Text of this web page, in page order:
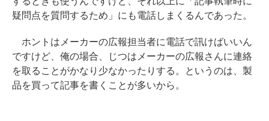
疑問点を質問するため」にも電話しまくるんであった。
ホントはメーカーの広報担当者に電話で訊けばいいん
ですけど、俺の場合、じつはメーカーの広報さんに連絡
を取ることがかなり少なかったりする。というのは、製
品を買って記事を書くことが多いから。